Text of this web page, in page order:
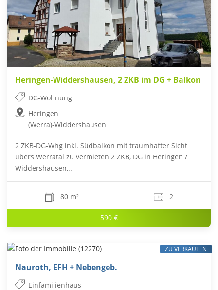
Heringen-Widdershausen, 2 ZKB im DG + Balkon
DG-Wohnung
Heringen
(Werra)-Widdershausen
2 ZKB-DG-Whg inkl. Südbalkon mit traumhafter Sicht
übers Werratal zu vermieten 2 ZKB, DG in Heringen /
Widdershausen,...
80 m² 2
590 €
Nauroth, EFH + Nebengeb.
Einfamilienhaus
ZU VERKAUFEN